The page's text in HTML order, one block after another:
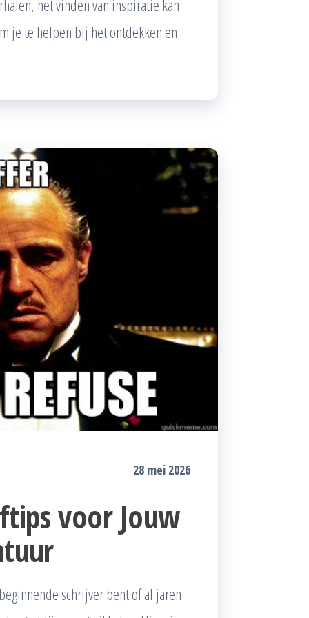
het vinden van inspiratie kan
je te helpen bij het ontdekken en
28 mei 2026
voor Jouw
schrijver bent of al jaren